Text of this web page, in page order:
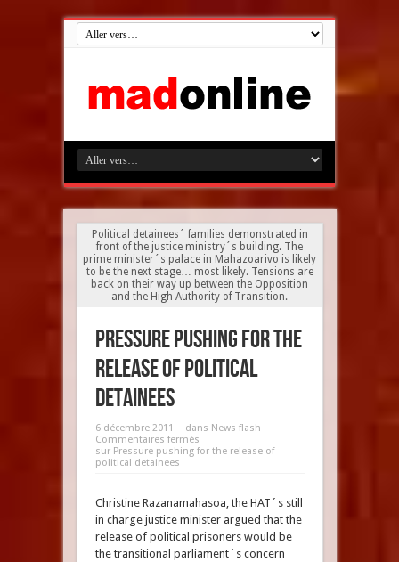
Political detainees´ families demonstrated in
front of the justice ministry´s building. The
prime minister´s palace in Mahazoarivo is likely
to be the next stage… most likely. Tensions are
back on their way up between the Opposition
and the High Authority of Transition.
Pressure pushing for the
release of political
detainees
6 décembre 2011 dans News flash
Commentaires fermés
sur Pressure pushing for the release of
political detainees
Christine Razanamahasoa, the HAT´s still
in charge justice minister argued that the
release of political prisoners would be
the transitional parliament´s concern